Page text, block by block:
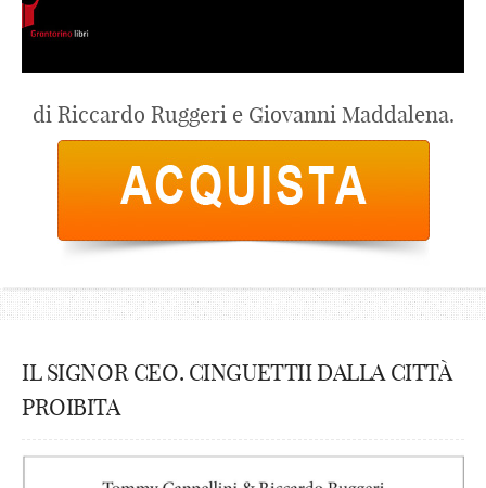
di Riccardo Ruggeri e Giovanni Maddalena.
IL SIGNOR CEO. CINGUETTII DALLA CITTÀ
PROIBITA